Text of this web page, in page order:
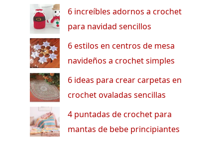
6 increíbles adornos a crochet
para navidad sencillos
6 estilos en centros de mesa
navideños a crochet simples
6 ideas para crear carpetas en
crochet ovaladas sencillas
4 puntadas de crochet para
mantas de bebe principiantes